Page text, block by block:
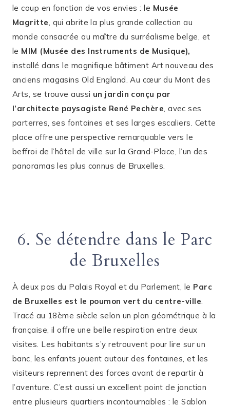
le coup en fonction de vos envies : le Musée
Magritte, qui abrite la plus grande collection au
monde consacrée au maître du surréalisme belge, et
le MIM (Musée des Instruments de Musique),
installé dans le magnifique bâtiment Art nouveau des
anciens magasins Old England. Au cœur du Mont des
Arts, se trouve aussi un jardin conçu par
l’architecte paysagiste René Pechère, avec ses
parterres, ses fontaines et ses larges escaliers. Cette
place offre une perspective remarquable vers le
beffroi de l’hôtel de ville sur la Grand-Place, l’un des
panoramas les plus connus de Bruxelles.
6. Se détendre dans le Parc
de Bruxelles
À deux pas du Palais Royal et du Parlement, le Parc
de Bruxelles est le poumon vert du centre-ville.
Tracé au 18ème siècle selon un plan géométrique à la
française, il offre une belle respiration entre deux
visites. Les habitants s’y retrouvent pour lire sur un
banc, les enfants jouent autour des fontaines, et les
visiteurs reprennent des forces avant de repartir à
l’aventure. C’est aussi un excellent point de jonction
entre plusieurs quartiers incontournables : le Sablon